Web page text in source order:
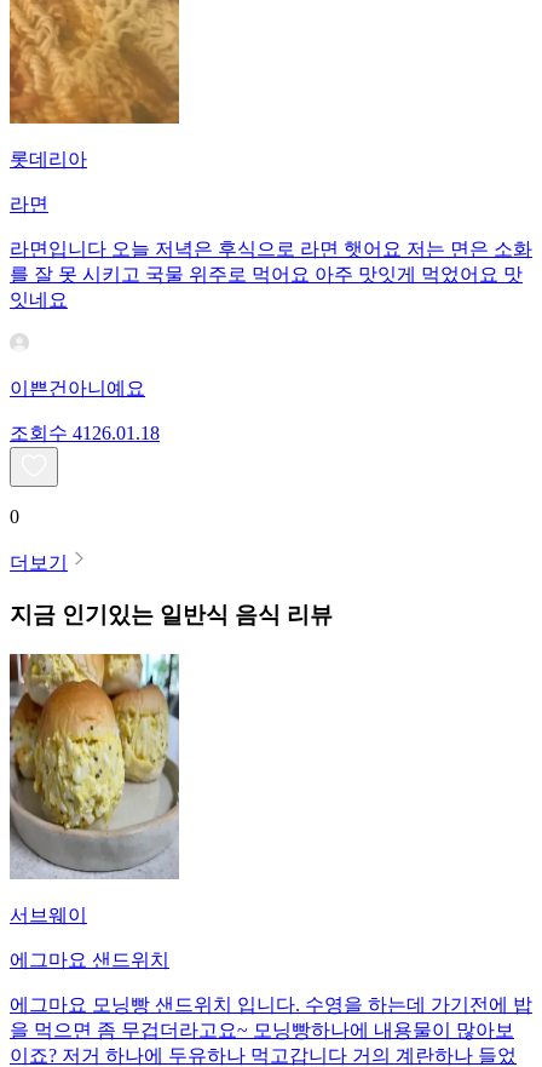
롯데리아
라면
라면입니다 오늘 저녁은 후식으로 라면 햇어요 저는 면은 소화
를 잘 못 시키고 국물 위주로 먹어요 아주 맛잇게 먹었어요 맛
잇네요
이쁜건아니예요
조회수 41 26.01.18
0
더보기
지금 인기있는 일반식 음식 리뷰
서브웨이
에그마요 샌드위치
에그마요 모닝빵 샌드위치 입니다. 수영을 하는데 가기전에 밥
을 먹으면 좀 무겁더라고요~ 모닝빵하나에 내용물이 많아보
이죠? 저거 하나에 두유하나 먹고갑니다 거의 계란하나 들었